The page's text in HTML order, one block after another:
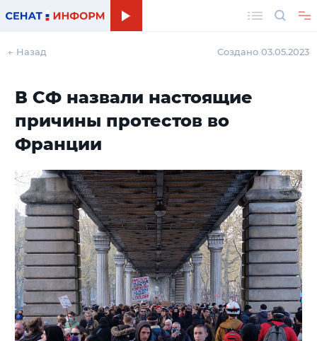
← Назад Создано 03.05.2023
В СФ назвали настоящие
причины протестов во
Франции